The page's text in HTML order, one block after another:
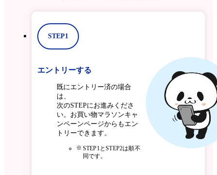
STEP1
エントリーする
既にエントリー済の場合
は、
次のSTEPにお進みくださ
い。お買い物マラソンキャ
ンペーンページからもエン
トリーできます。
STEP1とSTEP2は順不
同です。